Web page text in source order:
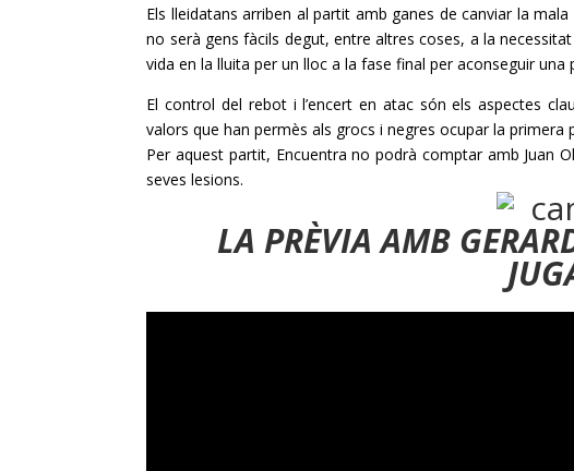
Els lleidatans arriben al partit amb ganes de canviar la
no serà gens fàcils degut, entre altres coses, a la
vida en la lluita per un lloc a la fase final per aconseguir una
El control del rebot i l’encert en atac són els aspectes
valors que han permès als grocs i negres ocupar la
Per aquest partit, Encuentra no podrà comptar amb Juan
seves lesions.
LA PRÈVIA AMB